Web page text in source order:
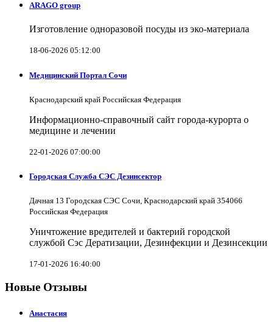
ARAGO group
Изготовление одноразовой посуды из эко-материала
18-06-2026 05:12:00
Медицинский Портал Сочи
Краснодарский край Российская Федерация
Информационно-справочный сайт города-курорта о
медицине и лечении
22-01-2026 07:00:00
Городская Служба СЭС Дезинсектор
Дачная 13 Городская СЭС Сочи, Краснодарский край 354066
Российская Федерация
Уничтожение вредителей и бактерий городской
службой Сэс Дератизации, Дезинфекции и Дезинсекции
17-01-2026 16:40:00
Новые Отзывы
Анастасия